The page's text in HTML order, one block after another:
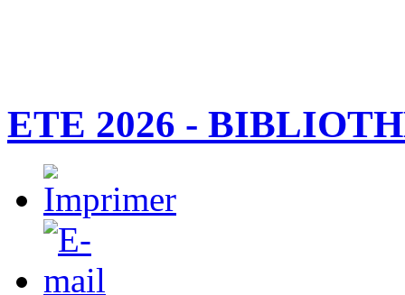
ETE 2026 -